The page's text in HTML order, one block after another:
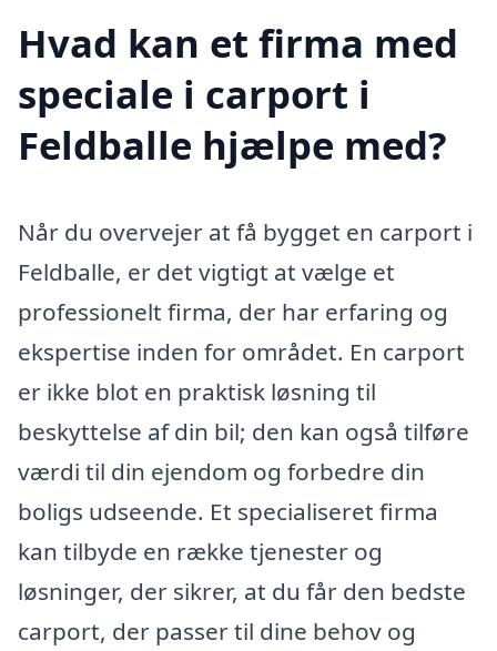
Hvad kan et firma med
speciale i carport i
Feldballe hjælpe med?
Når du overvejer at få bygget en carport i
Feldballe, er det vigtigt at vælge et
professionelt firma, der har erfaring og
ekspertise inden for området. En carport
er ikke blot en praktisk løsning til
beskyttelse af din bil; den kan også tilføre
værdi til din ejendom og forbedre din
boligs udseende. Et specialiseret firma
kan tilbyde en række tjenester og
løsninger, der sikrer, at du får den bedste
carport, der passer til dine behov og